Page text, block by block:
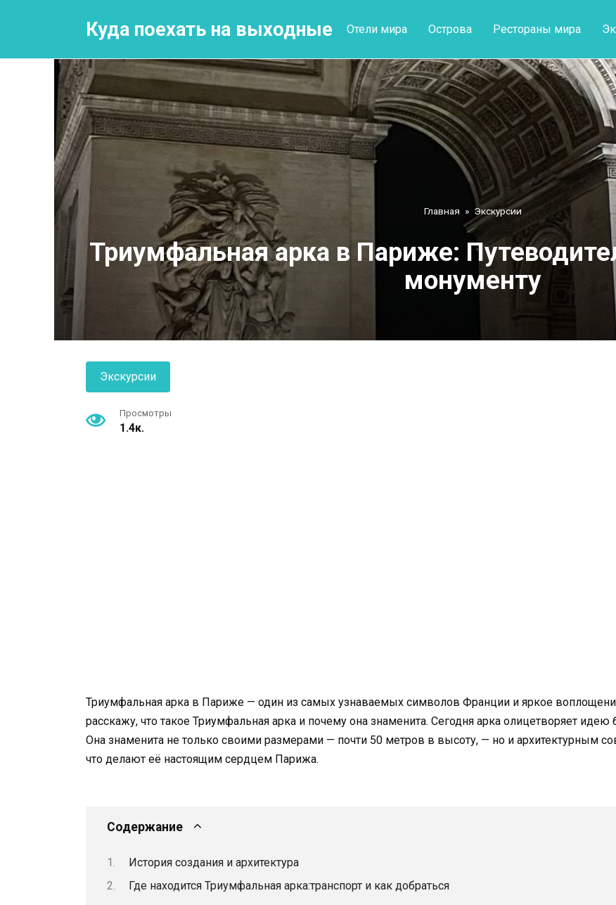
Куда поехать на выходные Отели мира Острова Рестораны мира
Главная » Экскурсии
Триумфальная арка в Париже:
монументу
Экскурсии
Просмотры
1.4к.
Триумфальная арка в Париже — один из самых узнаваемых символов Франции и яркое
расскажу, что такое Триумфальная арка и почему она знаменита. Сегодня арка олицетворяет идею
Она знаменита не только своими размерами — почти 50 метров в высоту, — но и архитектурным
что делают её настоящим сердцем Парижа.
Содержание
История создания и архитектура
Где находится Триумфальная арка:транспорт и как добраться